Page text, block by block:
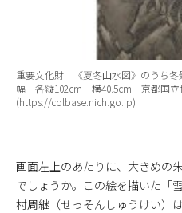
重要文化財 《夏冬山水図》のうち
幅 各縦102cm 横40.5cm 京都国立
(https://colbase.nich.go.jp)
画面左上のあたりに、大きめの
でしょうか。この絵を描いた「
村周継（せっそんしゅうけい）